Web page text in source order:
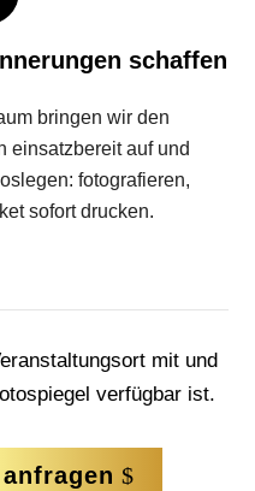
schaffen
bringen wir den
einsatzbereit auf und
fotografieren,
sofort drucken.
mit und
verfügbar ist.